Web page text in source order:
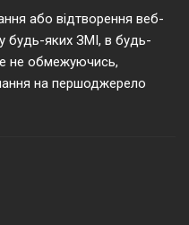
або відтворення веб-
будь-яких ЗМІ, в будь-
не обмежуючись,
на першоджерело